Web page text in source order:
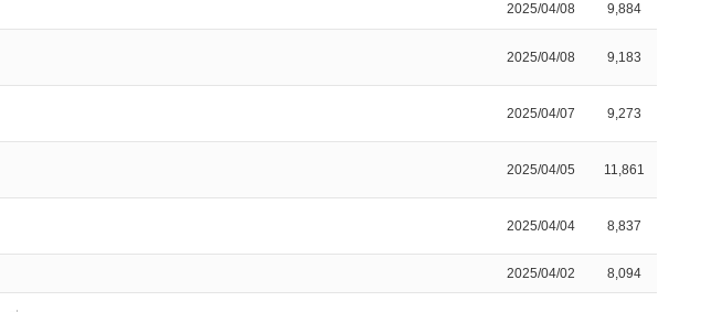
2025/04/08 9,884
2025/04/08 9,183
2025/04/07 9,273
2025/04/05 11,861
2025/04/04 8,837
2025/04/02 8,094